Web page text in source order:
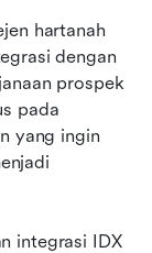
hartanah
dengan
prospek
pada
yang ingin
integrasi IDX